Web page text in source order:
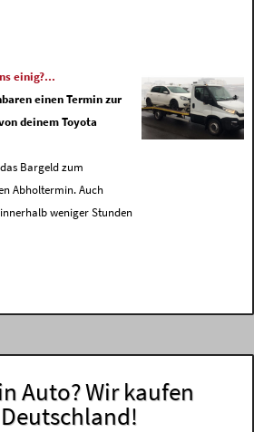
einig?...
einen Termin zur
deinem Toyota
Bargeld zum
Abholtermin. Auch
weniger Stunden
Auto? Wir kaufen